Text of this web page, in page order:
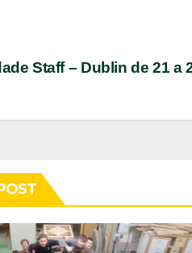
Staff – Dublin de 21 a